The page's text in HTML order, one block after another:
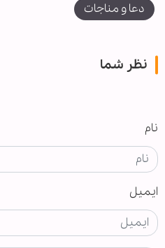
دعا و مناجات
نظر شما
نام
ایمیل